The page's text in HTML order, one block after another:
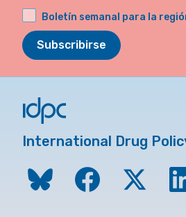
Boletín semanal para la
Subscribirse
International Drug